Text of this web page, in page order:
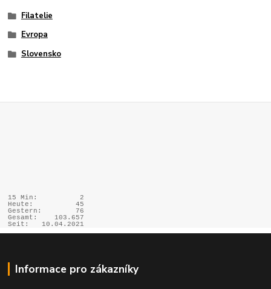
Filatelie
Evropa
Slovensko
15 Min:
2
Heute:
45
Gestern:
76
Gesamt:
103.657
Seit:
10.04.2021
Informace pro zákazníky